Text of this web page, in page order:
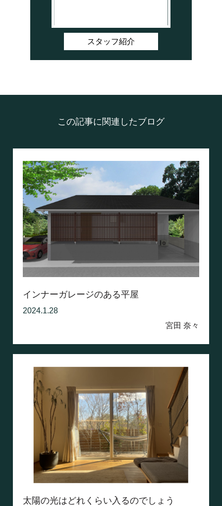
スタッフ紹介
この記事に関連したブログ
インナーガレージのある平屋
2024.1.28
宮田 奈々
太陽の光はどれくらい入るのでしょう